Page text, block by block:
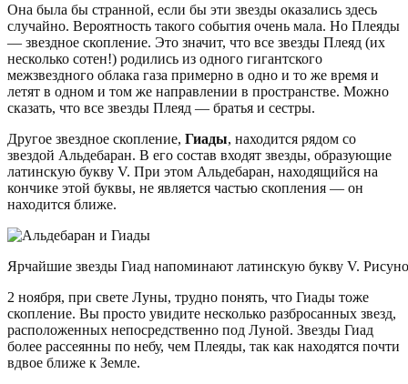
Она была бы странной, если бы эти звезды оказались здесь
случайно. Вероятность такого события очень мала. Но Плеяды
— звездное скопление. Это значит, что все звезды Плеяд (их
несколько сотен!) родились из одного гигантского
межзвездного облака газа примерно в одно и то же время и
летят в одном и том же направлении в пространстве. Можно
сказать, что все звезды Плеяд — братья и сестры.
Другое звездное скопление, Гиады, находится рядом со
звездой Альдебаран. В его состав входят звезды, образующие
латинскую букву V. При этом Альдебаран, находящийся на
кончике этой буквы, не является частью скопления — он
находится ближе.
Ярчайшие звезды Гиад напоминают латинскую букву V.
2 ноября, при свете Луны, трудно понять, что Гиады тоже
скопление. Вы просто увидите несколько разбросанных звезд,
расположенных непосредственно под Луной. Звезды Гиад
более рассеянны по небу, чем Плеяды, так как находятся почти
вдвое ближе к Земле.